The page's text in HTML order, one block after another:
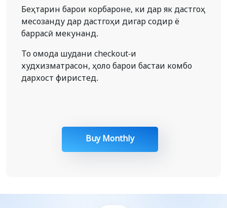
Беҳтарин барои корбароне, ки дар як дастгоҳ
месозанду дар дастгоҳи дигар содир ё
баррасӣ мекунанд.
То омода шудани checkout-и
худхизматрасон, ҳоло барои бастаи комбо
дархост фиристед.
Buy Monthly